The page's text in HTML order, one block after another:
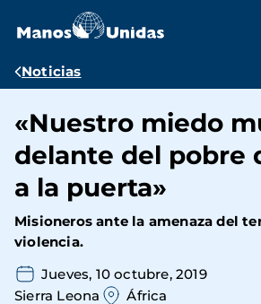
contenido
Ruta
navegación
Noticias
«Nuestro miedo
delante del pobre
a la puerta»
Misioneros ante la amenaza del
violencia.
Jueves, 10 octubre, 2019
Sierra Leona
África